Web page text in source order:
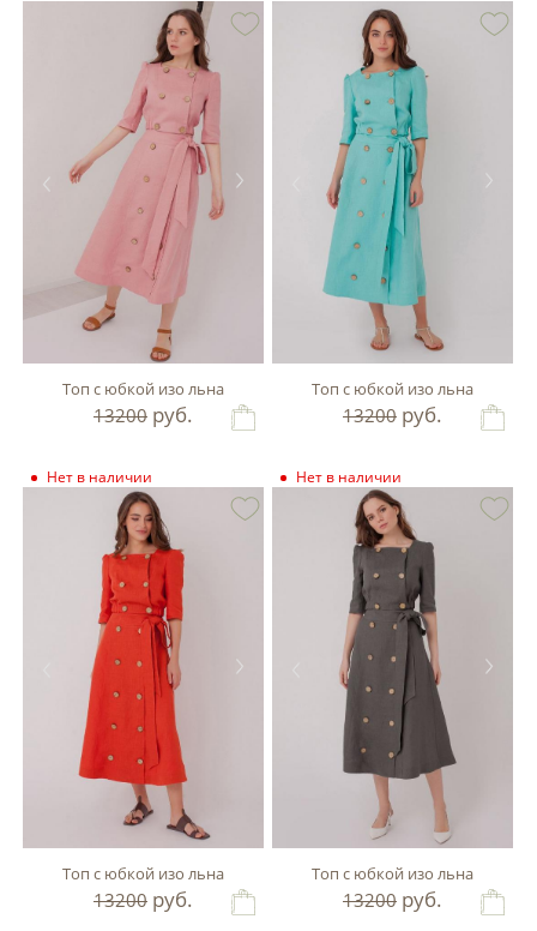
Топ с юбкой изо льна
13200 руб.
Нет в наличии
Топ с юбкой изо льна
13200 руб.
Нет в наличии
Топ с юбкой изо льна
13200 руб.
Топ с юбкой изо льна
13200 руб.